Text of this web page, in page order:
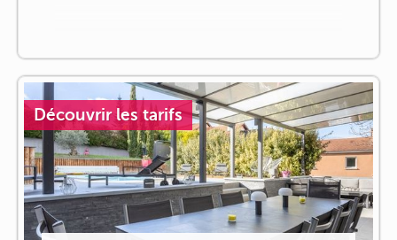
Découvrir les tarifs